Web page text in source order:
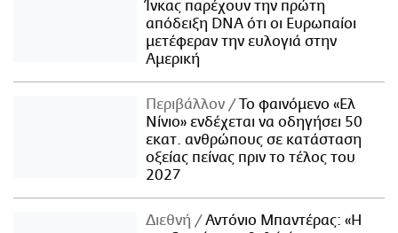
Ίνκας παρέχουν την πρώτη
απόδειξη DNA ότι οι Ευρωπαίοι
μετέφεραν την ευλογιά στην
Αμερική
Περιβάλλον
Το φαινόμενο «Ελ
Νίνιο» ενδέχεται να οδηγήσει 50
εκατ. ανθρώπους σε κατάσταση
οξείας πείνας πριν το τέλος του
2027
Διεθνή
Αντόνιο Μπαντέρας: «Η